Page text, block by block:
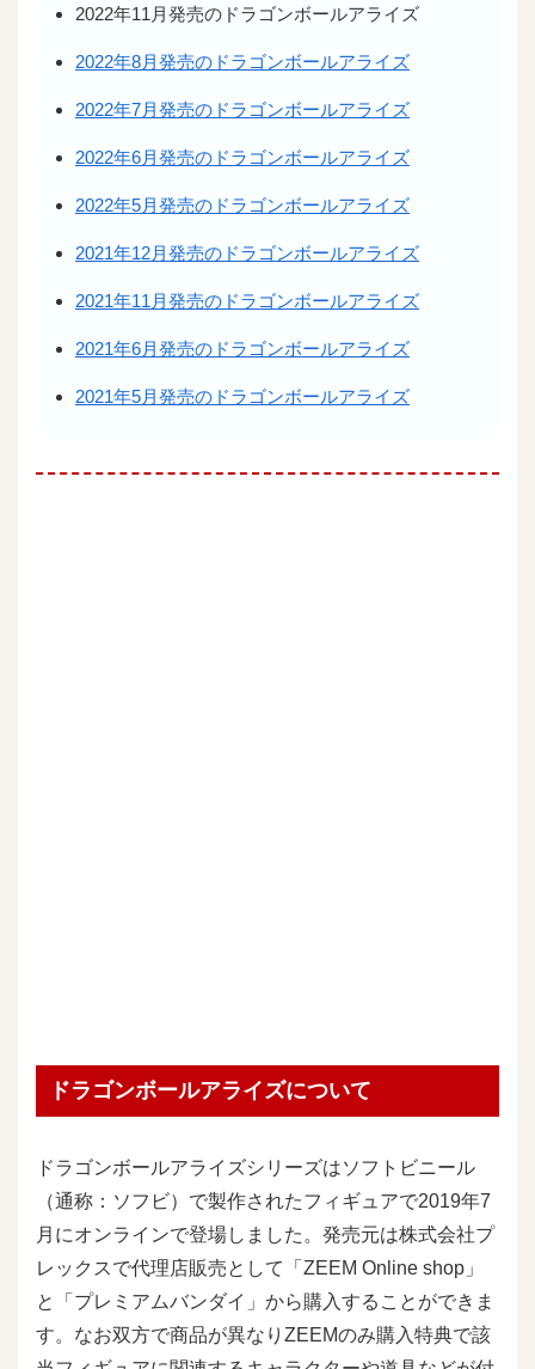
2022年11月発売のドラゴンボールアライズ
2022年8月発売のドラゴンボールアライズ
2022年7月発売のドラゴンボールアライズ
2022年6月発売のドラゴンボールアライズ
2022年5月発売のドラゴンボールアライズ
2021年12月発売のドラゴンボールアライズ
2021年11月発売のドラゴンボールアライズ
2021年6月発売のドラゴンボールアライズ
2021年5月発売のドラゴンボールアライズ
ドラゴンボールアライズについて
ドラゴンボールアライズシリーズはソフトビニール
（通称：ソフビ）で製作されたフィギュアで2019年7
月にオンラインで登場しました。発売元は株式会社プ
レックスで代理店販売として「ZEEM Online shop」
と「プレミアムバンダイ」から購入することができま
す。なお双方で商品が異なりZEEMのみ購入特典で該